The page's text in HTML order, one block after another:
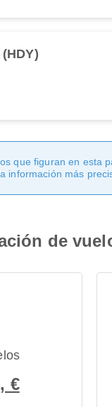
que figuran en esta
información más
de
€